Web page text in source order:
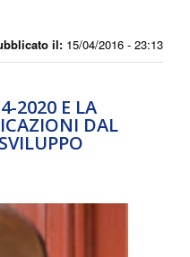
il: 15/04/2016 - 23:13
2020 E LA
DAL